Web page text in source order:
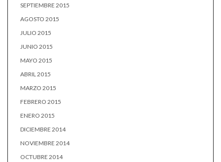
SEPTIEMBRE 2015
AGOSTO 2015
JULIO 2015
JUNIO 2015
MAYO 2015
ABRIL 2015
MARZO 2015
FEBRERO 2015
ENERO 2015
DICIEMBRE 2014
NOVIEMBRE 2014
OCTUBRE 2014